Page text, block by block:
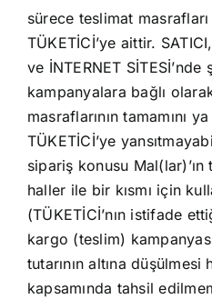
sürece teslimat
TÜKETİCİ’ye aittir.
ve İNTERNET SİTESİ’nde
kampanyalara bağlı
masraflarının tamamını
TÜKETİCİ’ye
sipariş konusu Mal(lar)’ın
haller ile bir kısmı için
(TÜKETİCİ’nın istifade
kargo (teslim)
tutarının altına
kapsamında tahsil